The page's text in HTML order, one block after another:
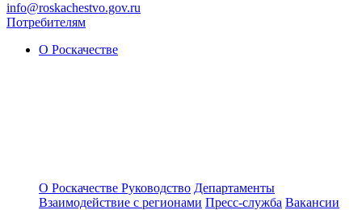
info@roskachestvo.gov.ru
Потребителям
О Роскачестве
О Роскачестве Руководство Департаменты
Взаимодействие с регионами Пресс-служба Вакансии